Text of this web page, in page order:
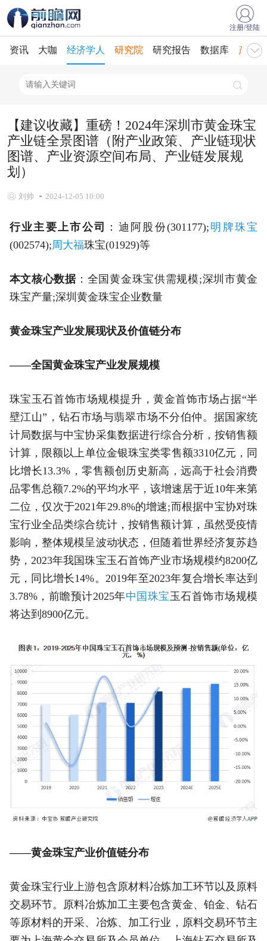
注册/登陆
资讯 大咖 经济学人 研究院 研究报告 数据库 产业
【建议收藏】重磅！2024年深圳市黄金珠宝
产业链全景图谱（附产业政策、产业链现状
图谱、产业资源空间布局、产业链发展规
划）
刘帅 2024-12-05 10:00
行业主要上市公司 ：迪阿股份(301177); 明牌珠宝
(002574);周大福珠宝(01929)等
本文核心数据：全国黄金珠宝供需规模;深圳市黄金
珠宝产量;深圳黄金珠宝企业数量
黄金珠宝产业发展现状及价值链分布
——全国黄金珠宝产业发展规模
珠宝玉石首饰市场规模提升，黄金首饰市场占据“半
壁江山”，钻石市场与翡翠市场不分伯仲。据国家统
计局数据与中宝协采集数据进行综合分析，按销售额
计算，限额以上单位金银珠宝类零售额3310亿元，同
比增长13.3%，零售额创历史新高，远高于社会消费
品零售总额7.2%的平均水平，该增速居于近10年来第
二位，仅次于2021年29.8%的增速;而根据中宝协对珠
宝行业全品类综合统计，按销售额计算，虽然受疫情
影响，整体规模呈波动状态，但随着世界经济复苏趋
势，2023年我国珠宝玉石首饰产业市场规模约8200亿
元，同比增长14%。2019年至2023年复合增长率达到
3.78%，前瞻预计2025年中国珠宝玉石首饰市场规模
将达到8900亿元。
——黄金珠宝产业价值链分布
黄金珠宝行业上游包含原材料冶炼加工环节以及原料
交易环节。原料冶炼加工主要包含黄金、铂金、钻石
等原材料的开采、冶炼、加工行业，原料交易环节主